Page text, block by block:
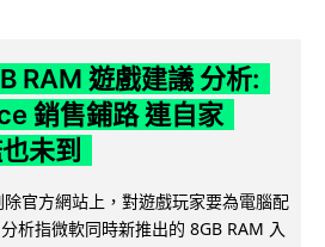
RAM 遊戲建議 分析:
銷售鋪路 連自家
未到
官方網站上，對遊戲玩家要為電腦配
析指微軟同時新推出的 8GB RAM 入